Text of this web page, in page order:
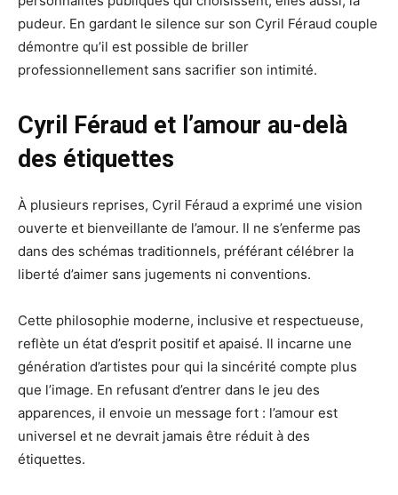
pudeur. En gardant le silence sur son Cyril Féraud couple
démontre qu’il est possible de briller
professionnellement sans sacrifier son intimité.
Cyril Féraud et l’amour au-delà
des étiquettes
À plusieurs reprises, Cyril Féraud a exprimé une vision
ouverte et bienveillante de l’amour. Il ne s’enferme pas
dans des schémas traditionnels, préférant célébrer la
liberté d’aimer sans jugements ni conventions.
Cette philosophie moderne, inclusive et respectueuse,
reflète un état d’esprit positif et apaisé. Il incarne une
génération d’artistes pour qui la sincérité compte plus
que l’image. En refusant d’entrer dans le jeu des
apparences, il envoie un message fort : l’amour est
universel et ne devrait jamais être réduit à des
étiquettes.